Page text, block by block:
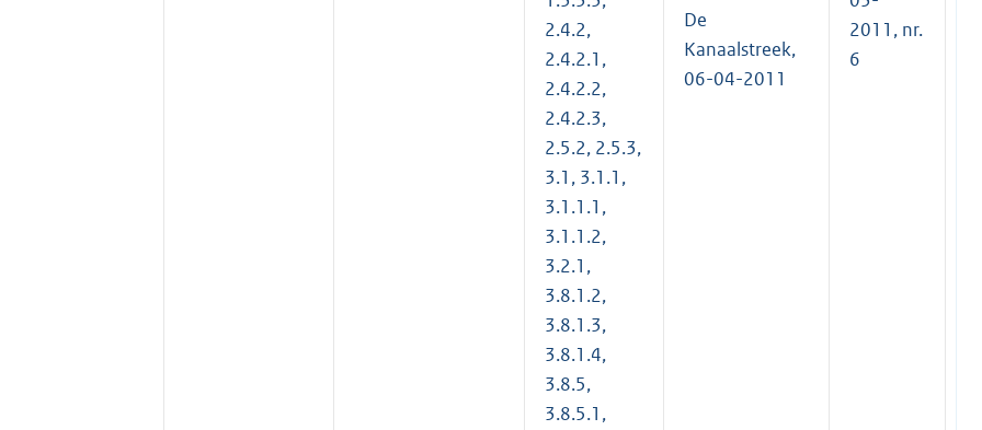
2.4.2,
2.4.2.1,
2.4.2.2,
2.4.2.3,
2.5.2, 2.5.3,
3.1, 3.1.1,
3.1.1.1,
3.1.1.2,
3.2.1,
3.8.1.2,
3.8.1.3,
3.8.1.4,
3.8.5,
3.8.5.1,
De
Kanaalstreek,
06-04-2011
2011, nr.
6